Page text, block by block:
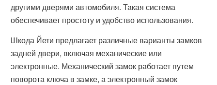
другими дверями автомобиля. Такая система
обеспечивает простоту и удобство использования.
Шкода Йети предлагает различные варианты замков
задней двери, включая механические или
электронные. Механический замок работает путем
поворота ключа в замке, а электронный замок